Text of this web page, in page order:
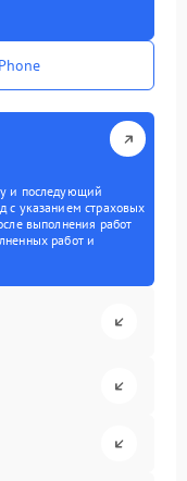
и последующий
с указанием страховых
выполнения работ
работ и